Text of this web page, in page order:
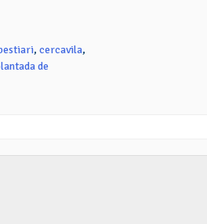
, cercavila,
de